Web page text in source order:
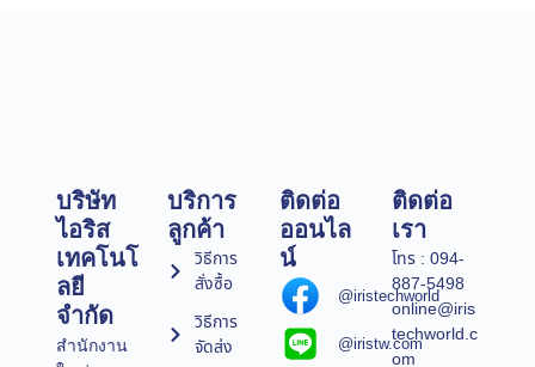
บริษัท
ไอริส
เทคโนโ
ลยี
จำกัด
สำนักงาน
บริการ
ลูกค้า
วิธีการ
สั่งซื้อ
วิธีการ
จัดส่ง
ติดต่อ
ออนไล
น์
@iristechworld
@iristw.com
ติดต่อ
เรา
โทร : 094-
887-5498
online@iris
techworld.c
om